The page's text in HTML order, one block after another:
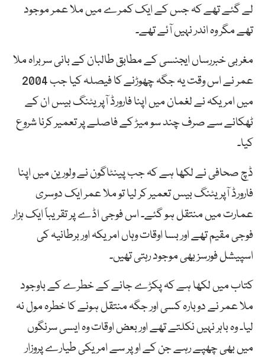
لے گئے تھے کہ جس کے ایک کمرے میں ملا عمر موجود
تھے مگر وہ اندر نہیں آئے تھے۔
مغربی خبررساں ایجنسی کے مطابق طالبان کے بانی سربراہ ملا
عمر نے اس وقت یہ جگہ چھوڑنے کا فیصلہ کیا جب 2004
میں امریکہ نے لغمان میں اپنا فارورڈ آپریٹنگ بیس ان کے
ٹھکانے سے صرف چند سو میڑ کے فاصلے پر تعمیر کرنا شروع
کیا۔
ڈچ صحافی نے لکھا ہے کہ جب پینٹاگون نے ولورین میں اپنا
فارورڈ آپریٹنگ بیس تعمیر کر لیا تو ملا عمر ایک دوسری
عمارت میں منتقل ہو گئے۔ اس فوجی اڈے پر تقریباً ایک ہزار
فوجی مقیم تھے اور بسا اوقات وہاں امریکہ اور برطانیہ کی
اسپیشل فورسز بھی موجود رہتی تھیں۔
کتاب میں لکھا ہے کہ پکڑے جانے کے خطرے کے باوجود
ملا عمر نے دوبارہ کسی اور جگہ منتقل ہونے کا خطرہ مول نہ
لیا۔ وہ باہر نہیں نکلتے تھے اور بعض اوقات وہ ایسی سرنگوں
میں بھی چھپے رہے جن کے اوپر سے امریکی طیارے پروزار